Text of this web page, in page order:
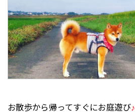
お散歩から帰ってすぐにお庭遊び♪